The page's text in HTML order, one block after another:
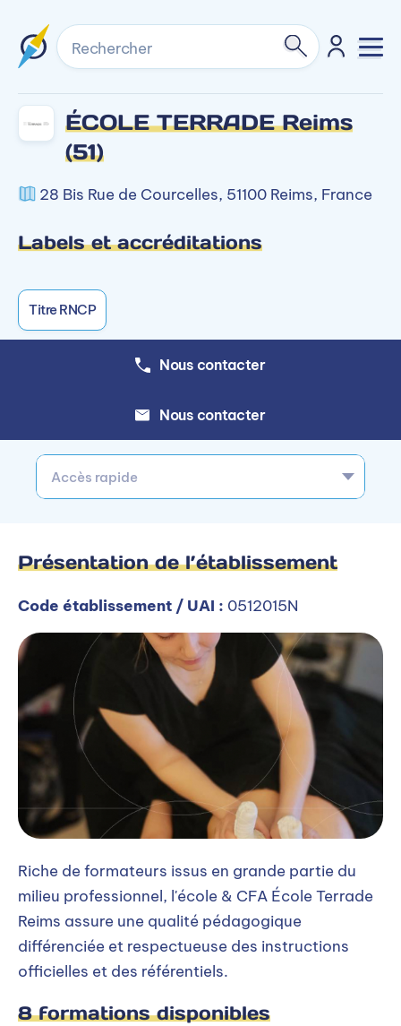
Rechercher
ÉCOLE TERRADE Reims
(51)
28 Bis Rue de Courcelles, 51100 Reims, France
Labels et accréditations
Titre RNCP
Nous contacter
Nous contacter
Accès rapide
Présentation de l’établissement
Code établissement / UAI : 0512015N
Riche de formateurs issus en grande partie du
milieu professionnel, l'école & CFA École Terrade
Reims assure une qualité pédagogique
différenciée et respectueuse des instructions
officielles et des référentiels.
8 formations disponibles